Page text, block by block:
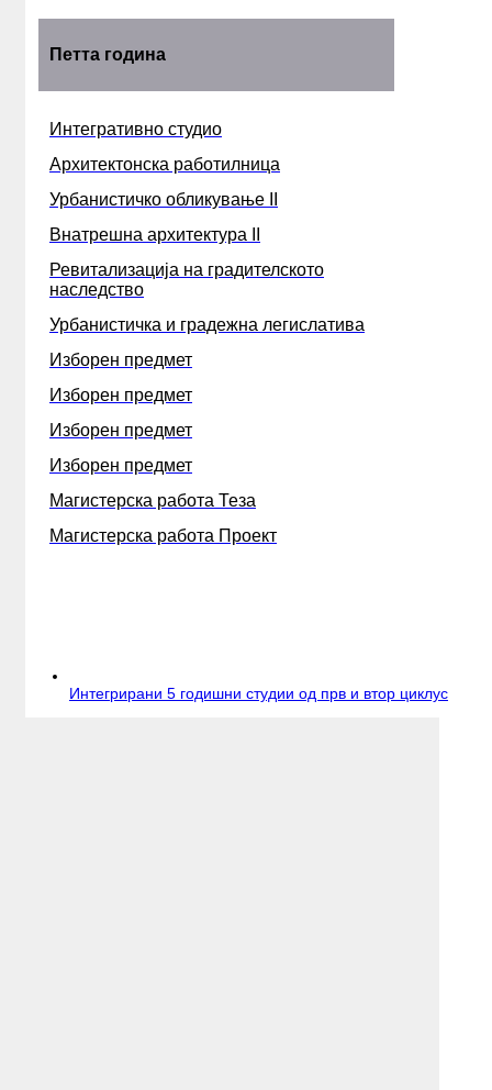
Петта година
Интегративно студио
Архитектонска работилница
Урбанистичко обликување II
Внатрешна архитектура II
Ревитализација на градителското
наследство
Урбанистичка и градежна легислатива
Изборен предмет
Изборен предмет
Изборен предмет
Изборен предмет
Магистерска работа Теза
Магистерска работа Проект
Интегрирани 5 годишни студии од прв и втор циклус